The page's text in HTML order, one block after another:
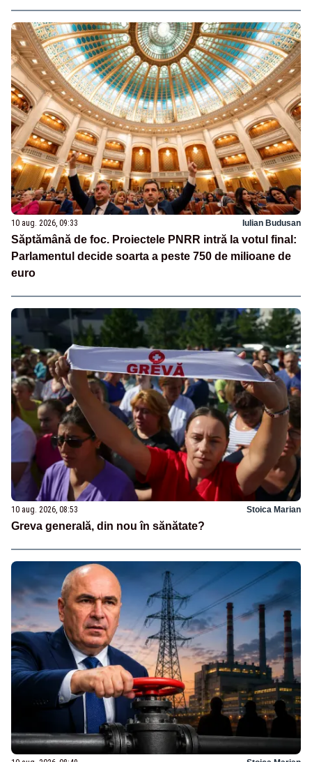
10 aug. 2026, 09:33 Iulian Budusan
Săptămână de foc. Proiectele PNRR intră la votul final:
Parlamentul decide soarta a peste 750 de milioane de
euro
10 aug. 2026, 08:53 Stoica Marian
Greva generală, din nou în sănătate?